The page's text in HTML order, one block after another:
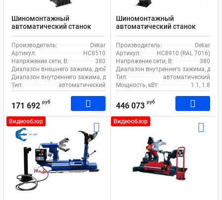
Шиномонтажный
автоматический станок
Dekar HC8510 для легкового
и коммерческого
транспорта
Производитель:
Dekar
Артикул:
HC8510
Напряжение сети, В:
380
Диапазон внешнего зажима, дюйм:
10-22
Диапазон внутреннего зажима, дюйм: 12-24
Тип:
автоматический
171 692 руб
Шиномонтажный
автоматический станок
Dekar HC8910 для грузового
транспорта
Производитель:
Dekar
Артикул:
HC8910 (RAL 7016)
Напряжение сети, В:
380
Диапазон внутреннего зажима,
Тип:
автоматический
Мощность, кВт:
1.1, 1.8
446 073 руб
Видеообзор Видеообзор